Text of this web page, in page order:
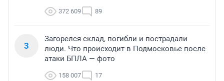
372 609 89
3
Загорелся склад, погибли и пострадали
люди. Что происходит в Подмосковье после
атаки БПЛА — фото
158 007 17